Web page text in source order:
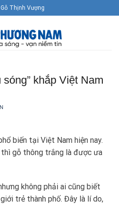
Thịnh Vượng
khắp Việt Nam
biến tại Việt Nam hiện nay.
gỗ thông trắng là được ưa
không phải ai cũng biết
trẻ thành phố. Đây là lí do,